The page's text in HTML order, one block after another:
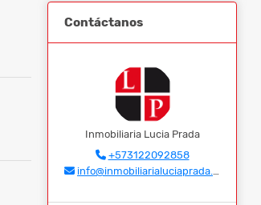
Contáctanos
Inmobiliaria Lucia Prada
+573122092858
info@inmobiliarialuciaprada.com